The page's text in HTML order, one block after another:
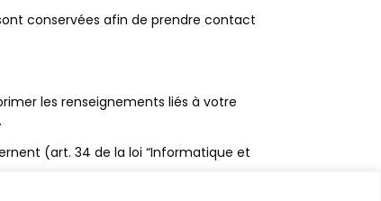
conservées afin de prendre contact
les renseignements liés à votre
(art. 34 de la loi “Informatique et